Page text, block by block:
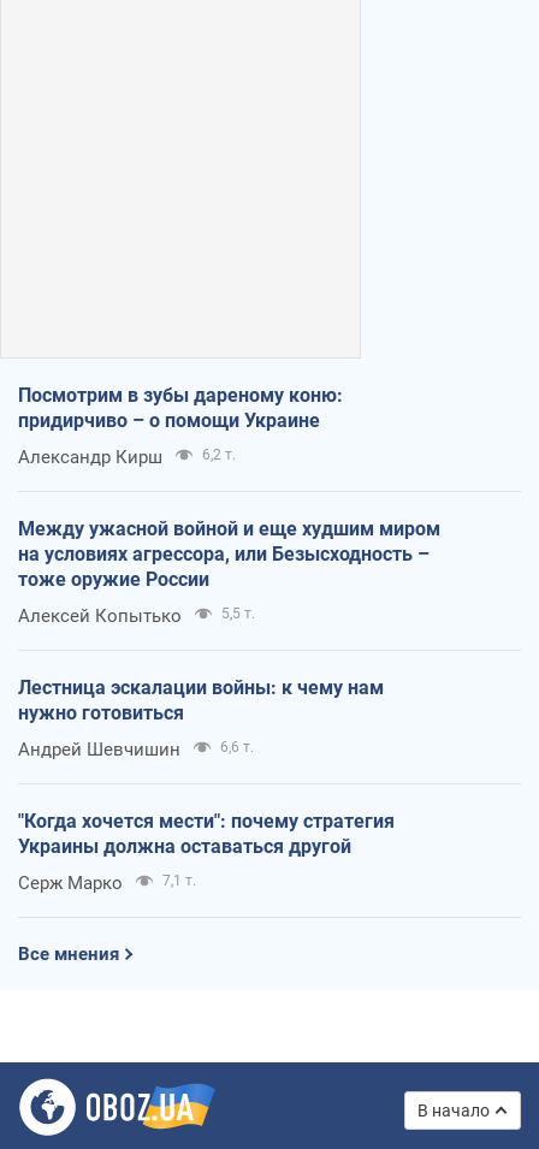
Посмотрим в зубы дареному коню:
придирчиво – о помощи Украине
Александр Кирш 6,2 т.
Между ужасной войной и еще худшим миром
на условиях агрессора, или Безысходность –
тоже оружие России
Алексей Копытько 5,5 т.
Лестница эскалации войны: к чему нам
нужно готовиться
Андрей Шевчишин 6,6 т.
"Когда хочется мести": почему стратегия
Украины должна оставаться другой
Серж Марко 7,1 т.
Все мнения
В начало